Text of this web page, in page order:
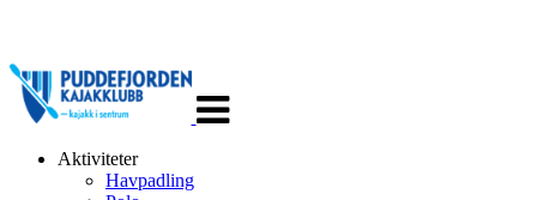
navigasjon
Aktiviteter
Havpadling